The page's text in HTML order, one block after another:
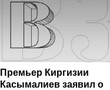
Премьер Киргизии
Касымалиев заявил о